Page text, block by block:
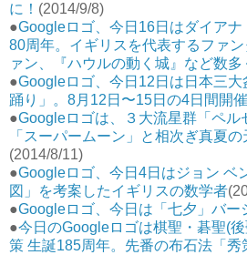
に！ (2014/9/8)
●Googleロゴ、今日16日はダイア
80周年。イギリスを代表するファ
ァン、『ハウルの動く城』など数多
●Googleロゴ、今日12日は日本三
踊り」。8月12日〜15日の4日間開催
●Googleロゴは、３大流星群「ペル
「スーパームーン」と相次ぎ真夏の
(2014/8/11)
●Googleロゴ、今日4日はジョン ベ
図」を考案したイギリスの数学者
●Googleロゴ、今日は「七夕」バー
●今日のGoogleロゴは棋聖・碁聖(
策 生誕185周年。先番の布石法「